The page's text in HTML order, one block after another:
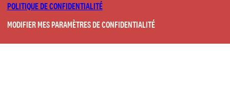
POLITIQUE DE CONFIDENTIALITÉ
MODIFIER MES PARAMÈTRES DE CONFIDENTIALITÉ